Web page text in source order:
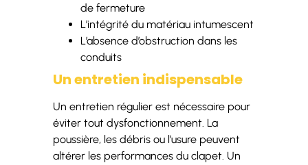
de fermeture
L’intégrité du matériau intumescent
L’absence d’obstruction dans les
conduits
Un entretien indispensable
Un entretien régulier est nécessaire pour
éviter tout dysfonctionnement. La
poussière, les débris ou l’usure peuvent
altérer les performances du clapet. Un